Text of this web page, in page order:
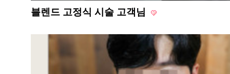
블렌드 고정식 시술 고객님